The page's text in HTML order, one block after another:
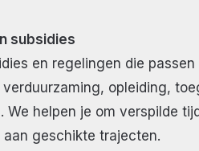
subsidies
en regelingen die
opleiding,
We helpen je om verspilde
aan geschikte trajecten.